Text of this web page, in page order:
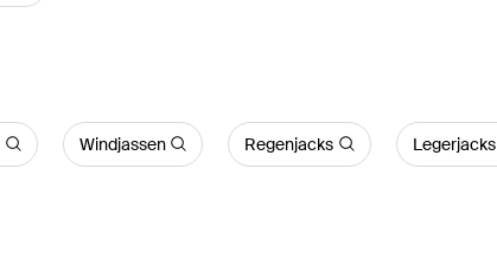
Windjassen Regenjacks Legerjacks